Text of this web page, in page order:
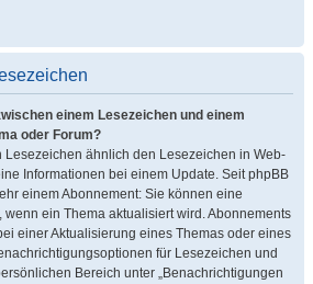
einem Lesezeichen und einem
oder Forum?
Lesezeichen ähnlich den Lesezeichen in Web-
Informationen bei einem Update. Seit phpBB
einem Abonnement: Sie können eine
ein Thema aktualisiert wird. Abonnements
einer Aktualisierung eines Themas oder eines
für Lesezeichen und
Bereich unter „Benachrichtigungen